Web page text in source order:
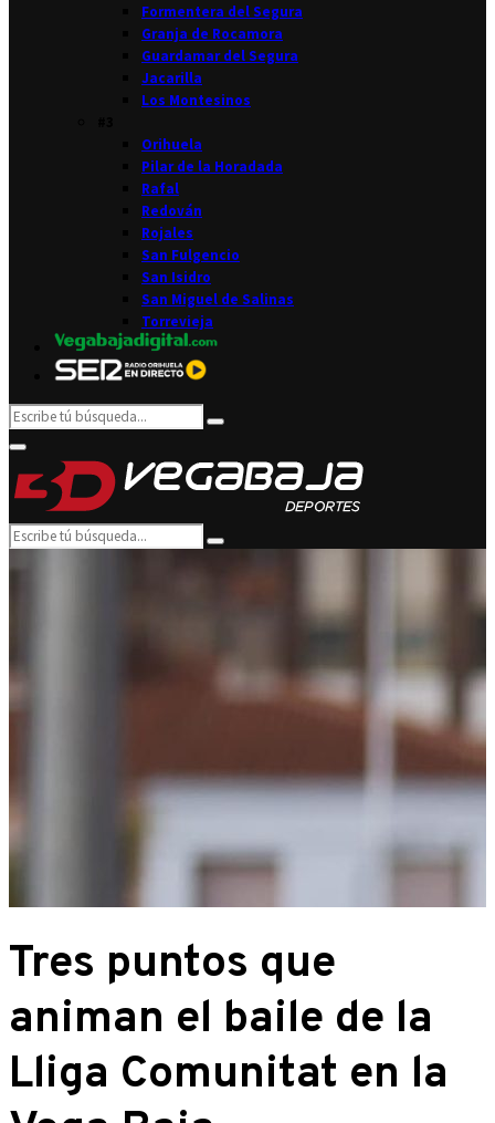
Formentera del Segura
Granja de Rocamora
Guardamar del Segura
Jacarilla
Los Montesinos
Orihuela
Pilar de la Horadada
Rafal
Redován
Rojales
San Fulgencio
San Isidro
San Miguel de Salinas
Torrevieja
Search
for:
Search
Primary
Menu
Search
for:
Search
Tres puntos que
animan el baile de la
Lliga Comunitat en la